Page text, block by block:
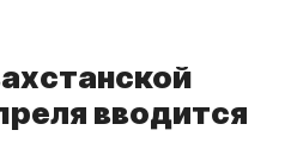
вводится